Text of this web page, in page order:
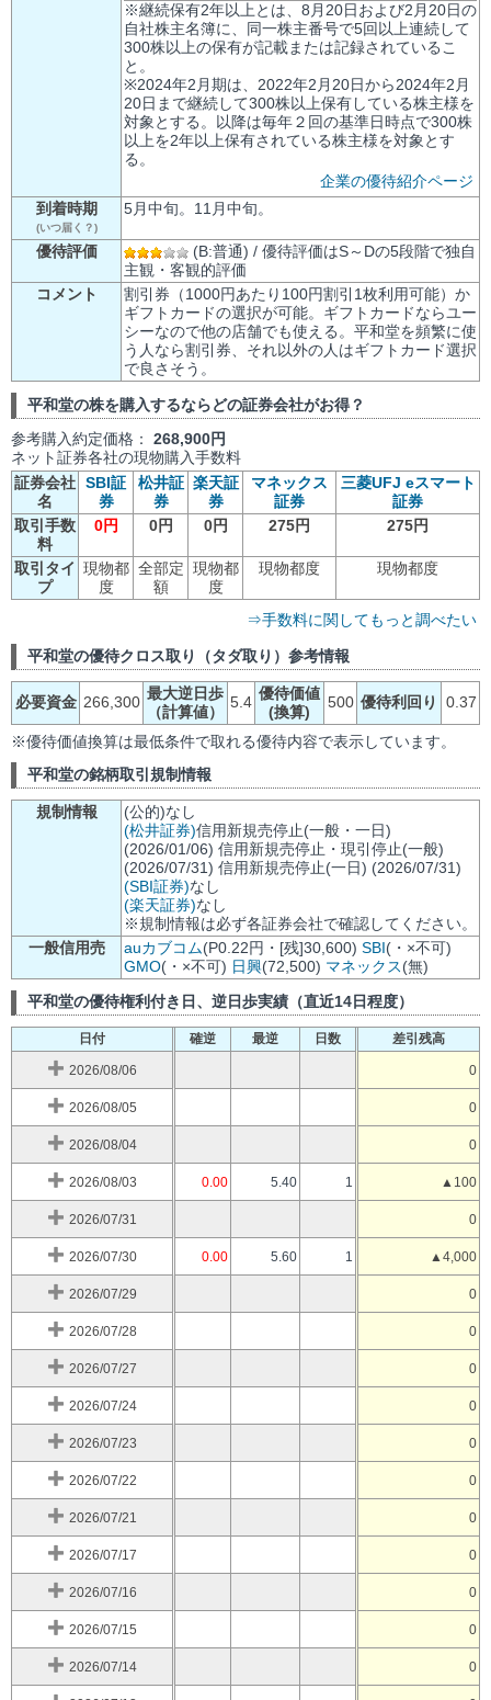
※継続保有2年以上とは、8月20日および2月20日の
自社株主名簿に、同一株主番号で5回以上連続して
300株以上の保有が記載または記録されているこ
と。
※2024年2月期は、2022年2月20日から2024年2月
20日まで継続して300株以上保有している株主様を
対象とする。以降は毎年２回の基準日時点で300株
以上を2年以上保有されている株主様を対象とす
る。
企業の優待紹介ページ
到着時期
(いつ届く？)
5月中旬。11月中旬。
優待評価
(B:普通) / 優待評価はS～Dの5段階で独自
主観・客観的評価
コメント
割引券（1000円あたり100円割引1枚利用可能）か
ギフトカードの選択が可能。ギフトカードならユー
シーなので他の店舗でも使える。平和堂を頻繁に使
う人なら割引券、それ以外の人はギフトカード選択
で良さそう。
平和堂の株を購入するならどの証券会社がお得？
参考購入約定価格： 268,900円
ネット証券各社の現物購入手数料
証券会社
名
SBI証
券
松井証
券
楽天証
券
マネックス
証券
三菱UFJ eスマート
証券
取引手数
料
0円 0円 0円 275円 275円
取引タイ
プ
現物都
度
全部定
額
現物都
度
現物都度 現物都度
⇒手数料に関してもっと調べたい
平和堂の優待クロス取り（タダ取り）参考情報
必要資金 266,300 最大逆日歩
（計算値）
5.4 優待価値
(換算)
500 優待利回り 0.37
※優待価値換算は最低条件で取れる優待内容で表示しています。
平和堂の銘柄取引規制情報
規制情報
(公的)なし
(松井証券)信用新規売停止(一般・一日)
(2026/01/06) 信用新規売停止・現引停止(一般)
(2026/07/31) 信用新規売停止(一日) (2026/07/31)
(SBI証券)なし
(楽天証券)なし
※規制情報は必ず各証券会社で確認してください。
一般信用売
auカブコム(P0.22円・[残]30,600) SBI(・×不可)
GMO(・×不可) 日興(72,500) マネックス(無)
平和堂の優待権利付き日、逆日歩実績（直近14日程度）
日付 確逆 最逆 日数 差引残高
2026/08/06 0
2026/08/05 0
2026/08/04 0
2026/08/03 0.00 5.40 1 ▲100
2026/07/31 0
2026/07/30 0.00 5.60 1 ▲4,000
2026/07/29 0
2026/07/28 0
2026/07/27 0
2026/07/24 0
2026/07/23 0
2026/07/22 0
2026/07/21 0
2026/07/17 0
2026/07/16 0
2026/07/15 0
2026/07/14 0